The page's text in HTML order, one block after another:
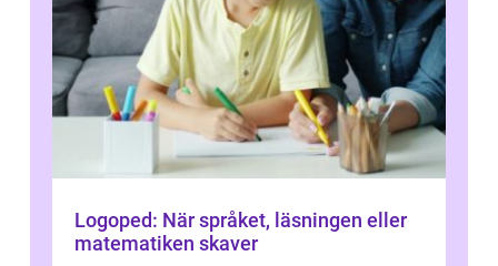
Logoped: När språket, läsningen eller
matematiken skaver